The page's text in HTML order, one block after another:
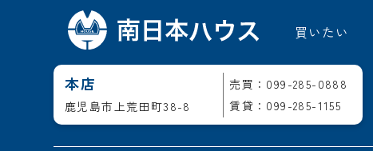
買いたい
本店
鹿児島市上荒田町38-8
売買：099-285-0888
賃貸：099-285-1155